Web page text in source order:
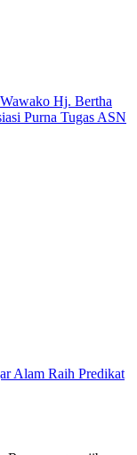
Hj. Bertha
Purna Tugas ASN
Alam Raih Predikat